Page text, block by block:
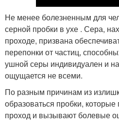
Не менее болезненным для
серной пробки в ухе . Сера,
проходе, призвана
перепонки от частиц,
ушной серы индивидуален и
ощущается не всеми.
По разным причинам из
образоваться пробки,
проход и вызывают болевые